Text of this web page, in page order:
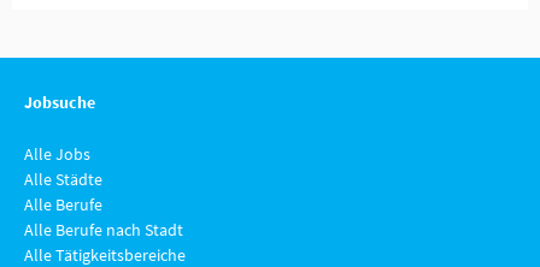
Jobsuche
Alle Jobs
Alle Städte
Alle Berufe
Alle Berufe nach Stadt
Alle Tätigkeitsbereiche